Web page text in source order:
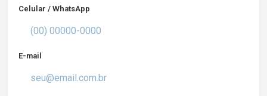
Celular / WhatsApp
E-mail